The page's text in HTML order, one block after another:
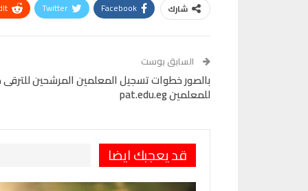
شارك Facebook
Twitter
السابق بوست
بالصور خطوات تسجيل المعلمين المرشحين للترقى
للمعلمين pat.edu.eg
قد يعجبك ايضا